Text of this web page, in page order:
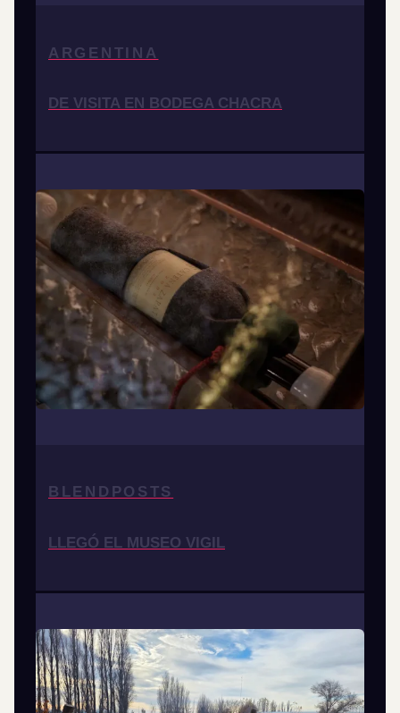
ARGENTINA
DE VISITA EN BODEGA CHACRA
BLENDPOSTS
LLEGÓ EL MUSEO VIGIL